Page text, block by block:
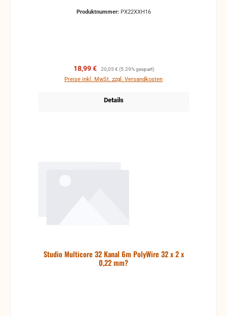
Produktnummer: PX22XXH16
Verkaufspreis:
18,99 € Regulärer Preis:
20,05 € (5.29% gespart)
Preise inkl. MwSt. zzgl. Versandkosten
Details
Studio Multicore 32 Kanal 6m PolyWire 32 x 2 x
0,22 mm?